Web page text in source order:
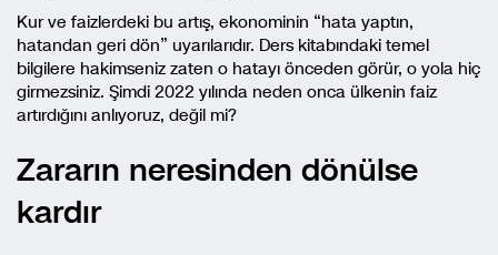
Kur ve faizlerdeki bu artış, ekonominin “hata yaptın,
hatandan geri dön” uyarılarıdır. Ders kitabındaki temel
bilgilere hakimseniz zaten o hatayı önceden görür, o yola hiç
girmezsiniz. Şimdi 2022 yılında neden onca ülkenin faiz
artırdığını anlıyoruz, değil mi?
Zararın neresinden dönülse
kardır